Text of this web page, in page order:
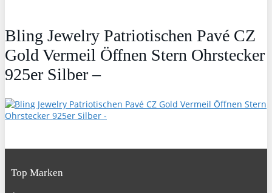
Bling Jewelry Patriotischen Pavé CZ
Gold Vermeil Öffnen Stern Ohrstecker
925er Silber –
Top Marken